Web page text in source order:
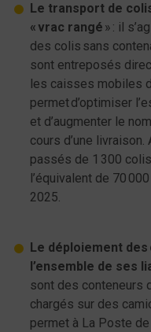
Le transport de
« vrac rangé » : il
des colis sans
sont entreposés
les caisses mobiles
permet d’optimiser
et d’augmenter le
cours d’une
passés de 1 300
l’équivalent de 70
2025.
Le déploiement
l’ensemble de ses
sont des conteneurs
chargés sur des
permet à La Poste